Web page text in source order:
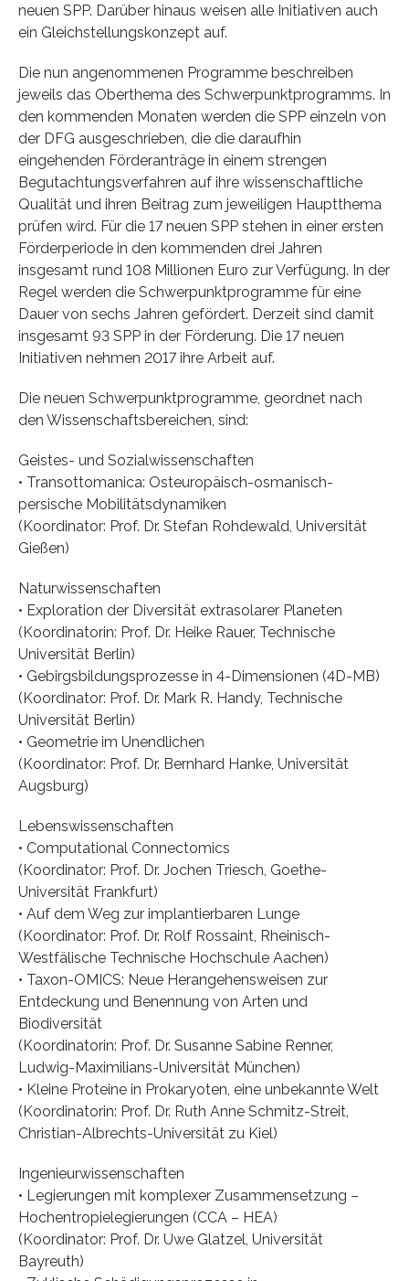
neuen SPP. Darüber hinaus weisen alle Initiativen auch
ein Gleichstellungskonzept auf.
Die nun angenommenen Programme beschreiben
jeweils das Oberthema des Schwerpunktprogramms. In
den kommenden Monaten werden die SPP einzeln von
der DFG ausgeschrieben, die die daraufhin
eingehenden Förderanträge in einem strengen
Begutachtungsverfahren auf ihre wissenschaftliche
Qualität und ihren Beitrag zum jeweiligen Hauptthema
prüfen wird. Für die 17 neuen SPP stehen in einer ersten
Förderperiode in den kommenden drei Jahren
insgesamt rund 108 Millionen Euro zur Verfügung. In der
Regel werden die Schwerpunktprogramme für eine
Dauer von sechs Jahren gefördert. Derzeit sind damit
insgesamt 93 SPP in der Förderung. Die 17 neuen
Initiativen nehmen 2017 ihre Arbeit auf.
Die neuen Schwerpunktprogramme, geordnet nach
den Wissenschaftsbereichen, sind:
Geistes- und Sozialwissenschaften
• Transottomanica: Osteuropäisch-osmanisch-
persische Mobilitätsdynamiken
(Koordinator: Prof. Dr. Stefan Rohdewald, Universität
Gießen)
Naturwissenschaften
• Exploration der Diversität extrasolarer Planeten
(Koordinatorin: Prof. Dr. Heike Rauer, Technische
Universität Berlin)
• Gebirgsbildungsprozesse in 4-Dimensionen (4D-MB)
(Koordinator: Prof. Dr. Mark R. Handy, Technische
Universität Berlin)
• Geometrie im Unendlichen
(Koordinator: Prof. Dr. Bernhard Hanke, Universität
Augsburg)
Lebenswissenschaften
• Computational Connectomics
(Koordinator: Prof. Dr. Jochen Triesch, Goethe-
Universität Frankfurt)
• Auf dem Weg zur implantierbaren Lunge
(Koordinator: Prof. Dr. Rolf Rossaint, Rheinisch-
Westfälische Technische Hochschule Aachen)
• Taxon-OMICS: Neue Herangehensweisen zur
Entdeckung und Benennung von Arten und
Biodiversität
(Koordinatorin: Prof. Dr. Susanne Sabine Renner,
Ludwig-Maximilians-Universität München)
• Kleine Proteine in Prokaryoten, eine unbekannte Welt
(Koordinatorin: Prof. Dr. Ruth Anne Schmitz-Streit,
Christian-Albrechts-Universität zu Kiel)
Ingenieurwissenschaften
• Legierungen mit komplexer Zusammensetzung –
Hochentropielegierungen (CCA – HEA)
(Koordinator: Prof. Dr. Uwe Glatzel, Universität
Bayreuth)